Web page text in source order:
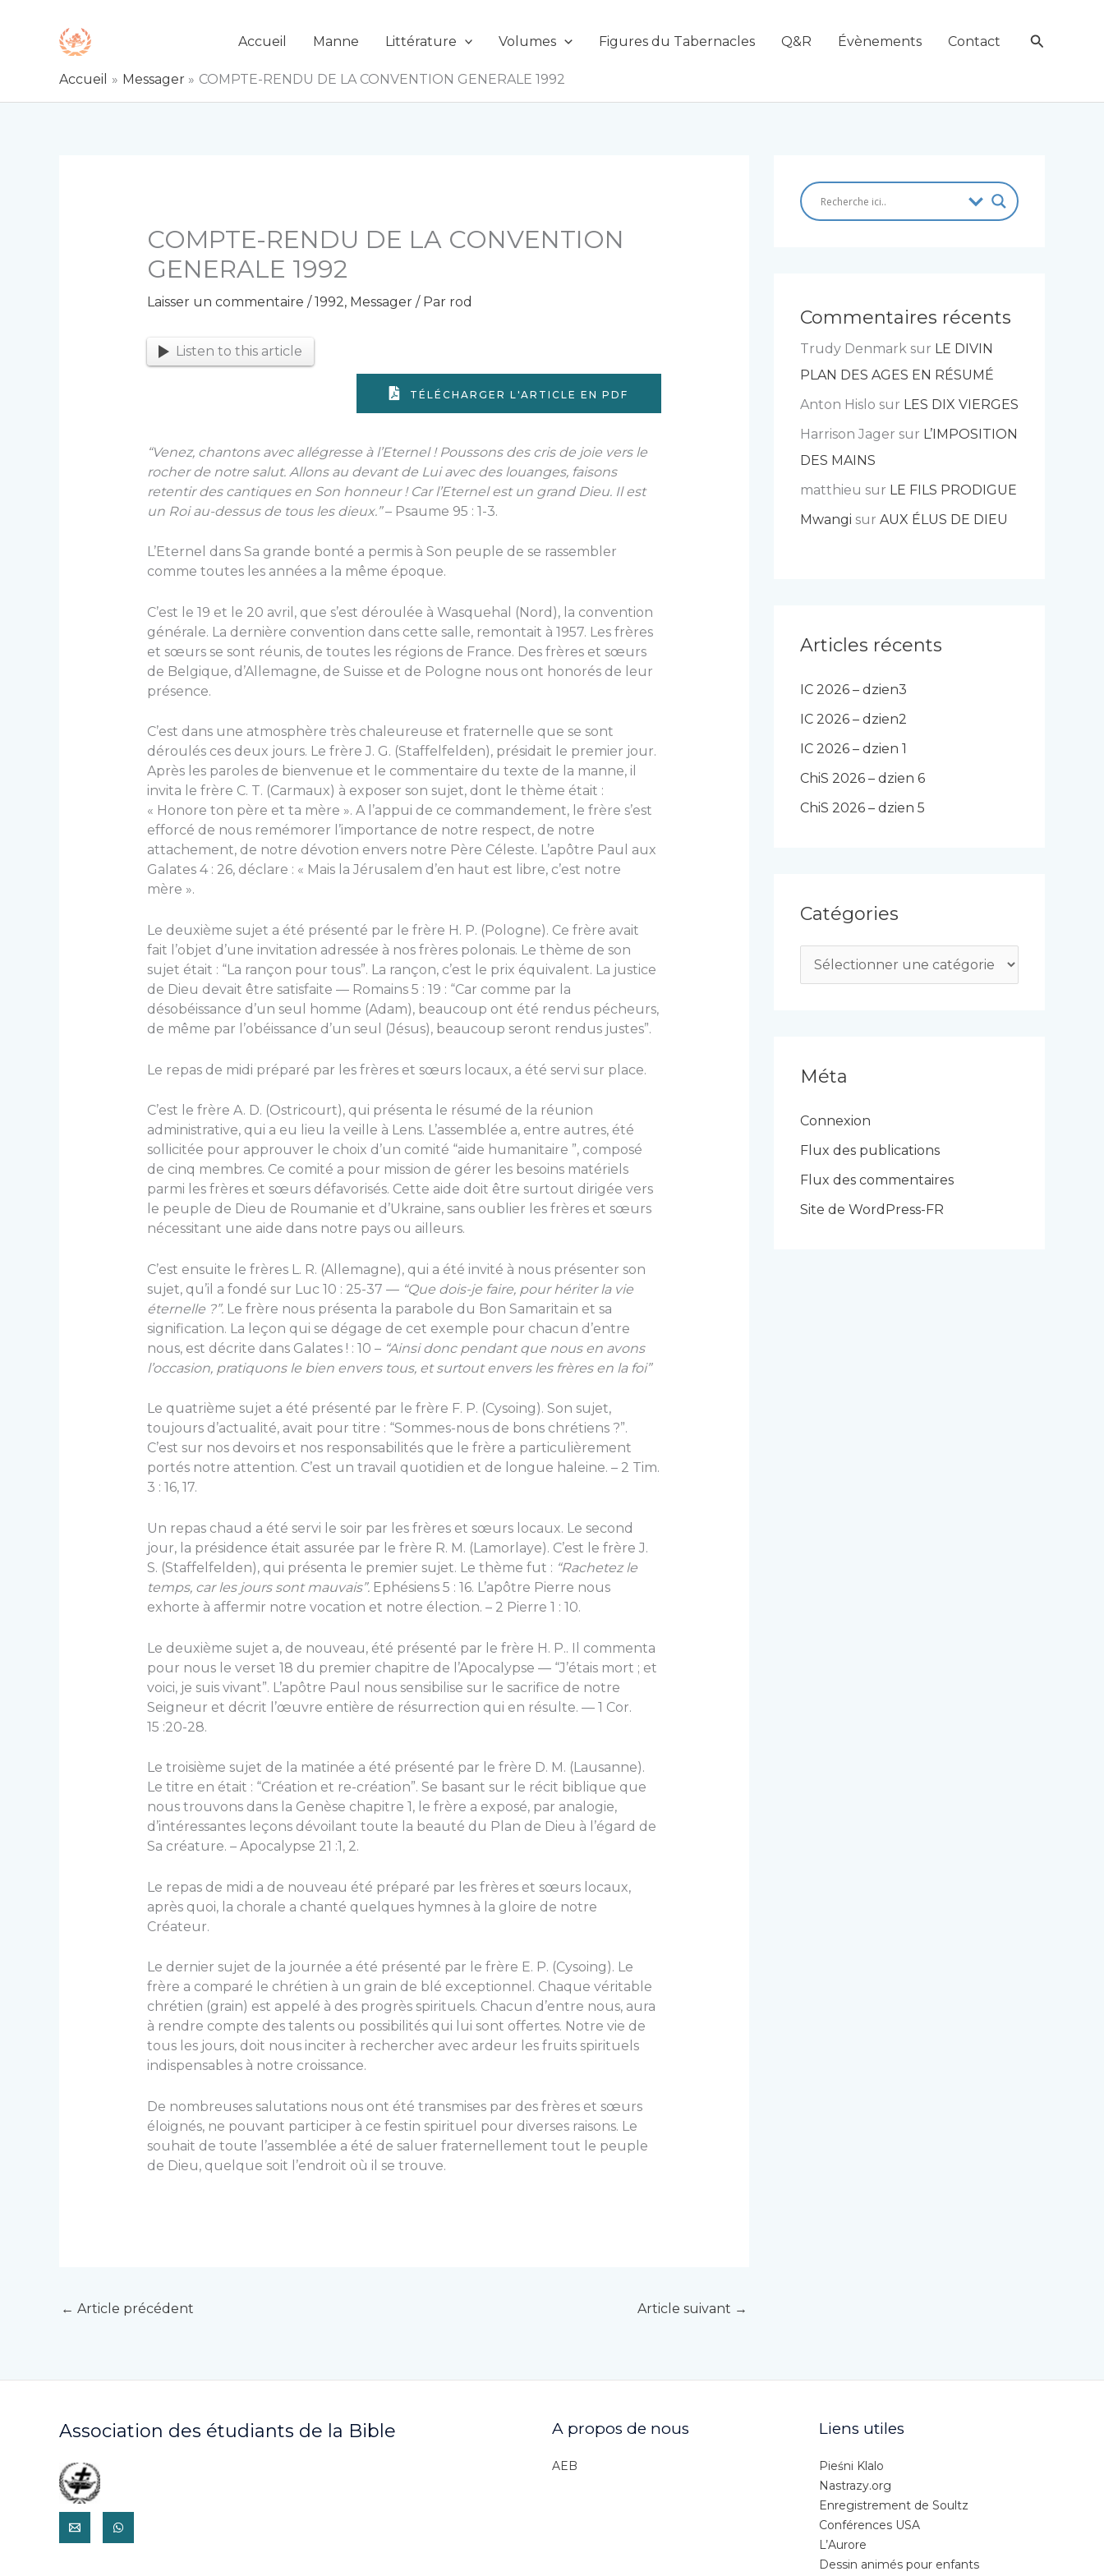
Accueil Manne Littérature Volumes Figures du Tabernacles Q&R Évènements Contact
Accueil Messager COMPTE-RENDU DE LA CONVENTION GENERALE 1992
COMPTE-RENDU DE LA CONVENTION
GENERALE 1992
Laisser un commentaire / 1992, Messager/ Par rod
Listen to this article
TÉLÉCHARGER L'ARTICLE EN PDF
“Venez, chantons avec allégresse à l’Eternel ! Poussons des cris de joie vers le
rocher de notre salut. Allons au devant de Lui avec des louanges, faisons
retentir des cantiques en Son honneur ! Car l’Eternel est un grand Dieu. Il est
un Roi au-dessus de tous les dieux.”– Psaume 95 : 1-3.
L’Eternel dans Sa grande bonté a permis à Son peuple de se rassembler
comme toutes les années a la même époque.
C’est le 19 et le 20 avril, que s’est déroulée à Wasquehal (Nord), la convention
générale. La dernière convention dans cette salle, remontait à 1957. Les frères
et sœurs se sont réunis, de toutes les régions de France. Des frères et sœurs
de Belgique, d’Allemagne, de Suisse et de Pologne nous ont honorés de leur
présence.
C’est dans une atmosphère très chaleureuse et fraternelle que se sont
déroulés ces deux jours. Le frère J. G. (Staffelfelden), présidait le premier jour.
Après les paroles de bienvenue et le commentaire du texte de la manne, il
invita le frère C. T. (Carmaux) à exposer son sujet, dont le thème était :
« Honore ton père et ta mère ». A l’appui de ce commandement, le frère s’est
efforcé de nous remémorer l’importance de notre respect, de notre
attachement, de notre dévotion envers notre Père Céleste. L’apôtre Paul aux
Galates 4 : 26, déclare : « Mais la Jérusalem d’en haut est libre, c’est notre
mère ».
Le deuxième sujet a été présenté par le frère H. P. (Pologne). Ce frère avait
fait l’objet d’une invitation adressée à nos frères polonais. Le thème de son
sujet était : “La rançon pour tous”. La rançon, c’est le prix équivalent. La justice
de Dieu devait être satisfaite — Romains 5 : 19 : “Car comme par la
désobéissance d’un seul homme (Adam), beaucoup ont été rendus pécheurs,
de même par l’obéissance d’un seul (Jésus), beaucoup seront rendus justes”.
Le repas de midi préparé par les frères et sœurs locaux, a été servi sur place.
C’est le frère A. D. (Ostricourt), qui présenta le résumé de la réunion
administrative, qui a eu lieu la veille à Lens. L’assemblée a, entre autres, été
sollicitée pour approuver le choix d’un comité “aide humanitaire ”, composé
de cinq membres. Ce comité a pour mission de gérer les besoins matériels
parmi les frères et sœurs défavorisés. Cette aide doit être surtout dirigée vers
le peuple de Dieu de Roumanie et d’Ukraine, sans oublier les frères et sœurs
nécessitant une aide dans notre pays ou ailleurs.
C’est ensuite le frères L. R. (Allemagne), qui a été invité à nous présenter son
sujet, qu’il a fondé sur Luc 10 : 25-37 —“Que dois-je faire, pour hériter la vie
éternelle ?”.Le frère nous présenta la parabole du Bon Samaritain et sa
signification. La leçon qui se dégage de cet exemple pour chacun d’entre
nous, est décrite dans Galates ! : 10 – “Ainsi donc pendant que nous en avons
l’occasion, pratiquons le bien envers tous, et surtout envers les frères en la foi”
Le quatrième sujet a été présenté par le frère F. P. (Cysoing). Son sujet,
toujours d’actualité, avait pour titre : “Sommes-nous de bons chrétiens ?”.
C’est sur nos devoirs et nos responsabilités que le frère a particulièrement
portés notre attention. C’est un travail quotidien et de longue haleine. – 2 Tim.
3 : 16, 17.
Un repas chaud a été servi le soir par les frères et sœurs locaux. Le second
jour, la présidence était assurée par le frère R. M. (Lamorlaye). C’est le frère J.
S. (Staffelfelden), qui présenta le premier sujet. Le thème fut : “Rachetez le
temps, car les jours sont mauvais”.Ephésiens 5 : 16. L’apôtre Pierre nous
exhorte à affermir notre vocation et notre élection. – 2 Pierre 1 : 10.
Le deuxième sujet a, de nouveau, été présenté par le frère H. P.. Il commenta
pour nous le verset 18 du premier chapitre de l’Apocalypse — “J’étais mort ; et
voici, je suis vivant”. L’apôtre Paul nous sensibilise sur le sacrifice de notre
Seigneur et décrit l’œuvre entière de résurrection qui en résulte. — 1 Cor.
15 :20-28.
Le troisième sujet de la matinée a été présenté par le frère D. M. (Lausanne).
Le titre en était : “Création et re-création”. Se basant sur le récit biblique que
nous trouvons dans la Genèse chapitre 1, le frère a exposé, par analogie,
d’intéressantes leçons dévoilant toute la beauté du Plan de Dieu à l’égard de
Sa créature. – Apocalypse 21 :1, 2.
Le repas de midi a de nouveau été préparé par les frères et sœurs locaux,
après quoi, la chorale a chanté quelques hymnes à la gloire de notre
Créateur.
Le dernier sujet de la journée a été présenté par le frère E. P. (Cysoing). Le
frère a comparé le chrétien à un grain de blé exceptionnel. Chaque véritable
chrétien (grain) est appelé à des progrès spirituels. Chacun d’entre nous, aura
à rendre compte des talents ou possibilités qui lui sont offertes. Notre vie de
tous les jours, doit nous inciter à rechercher avec ardeur les fruits spirituels
indispensables à notre croissance.
De nombreuses salutations nous ont été transmises par des frères et sœurs
éloignés, ne pouvant participer à ce festin spirituel pour diverses raisons. Le
souhait de toute l’assemblée a été de saluer fraternellement tout le peuple
de Dieu, quelque soit l’endroit où il se trouve.
← Article précédent Article suivant →
Commentaires récents
Trudy Denmark sur LE DIVIN
PLAN DES AGES EN RÉSUMÉ
Anton Hislo sur LES DIX VIERGES
Harrison Jager sur L’IMPOSITION
DES MAINS
matthieu sur LE FILS PRODIGUE
Mwangi sur AUX ÉLUS DE DIEU
Articles récents
IC 2026 – dzien3
IC 2026 – dzien2
IC 2026 – dzien 1
ChiS 2026 – dzien 6
ChiS 2026 – dzien 5
Catégories
a
r
i
Méta
Connexion
Flux des publications
Flux des commentaires
Site de WordPress-FR
Association des étudiants de la Bible A propos de nous
AEB
Liens utiles
Pieśni Klalo
Nastrazy.org
Enregistrement de Soultz
Conférences USA
L’Aurore
Dessin animés pour enfants